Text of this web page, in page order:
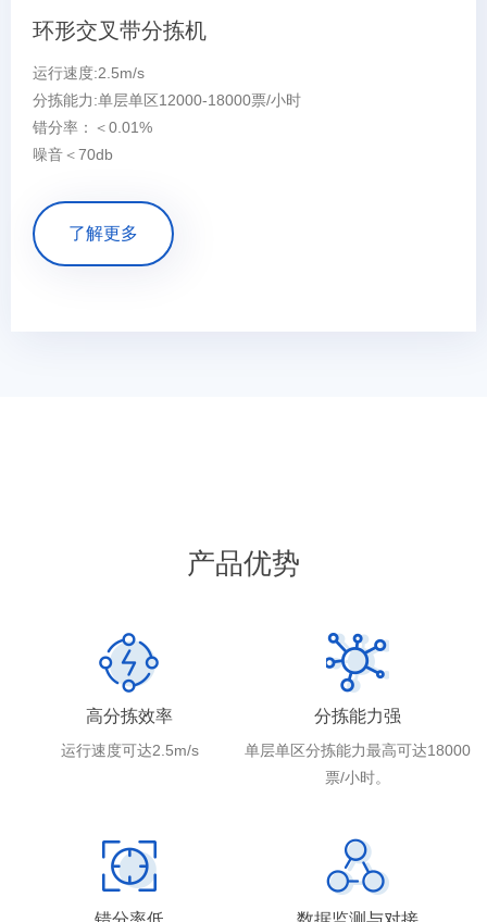
环形交叉带分拣机
运行速度:2.5m/s
分拣能力:单层单区12000-18000票/小时
错分率：＜0.01%
噪音＜70db
了解更多
产品优势
高分拣效率
运行速度可达2.5m/s
分拣能力强
单层单区分拣能力最高可达18000
票/小时。